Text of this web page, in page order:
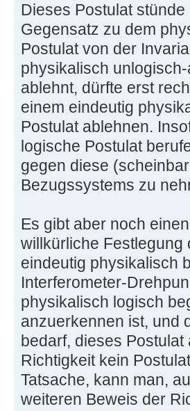
Dieses Postulat
Gegensatz zu dem
Postulat von der
physikalisch
ablehnt, dürfte erst
einem eindeutig
Postulat ablehnen.
logische Postulat
gegen diese
Bezugssystems zu
Es gibt aber noch
willkürliche
eindeutig physikalisch
Interferometer-
physikalisch logisch
anzuerkennen ist, und
bedarf, dieses
Richtigkeit kein
Tatsache, kann man,
weiteren Beweis der